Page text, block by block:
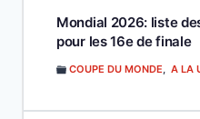
Mondial 2026: liste
pour les 16e de finale
COUPE DU MONDE, A LA